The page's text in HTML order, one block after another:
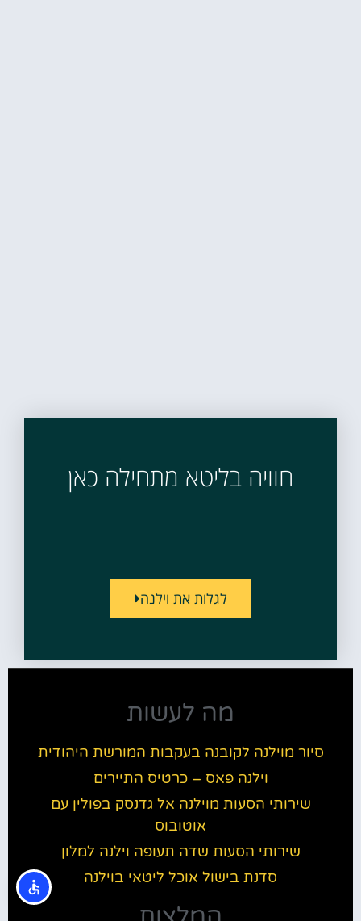
חוויה בליטא מתחילה כאן
לגלות את וילנה
מה לעשות
סיור מוילנה לקובנה בעקבות המורשת היהודית
וילנה פאס – כרטיס התיירים
שירותי הסעות מוילנה אל גדנסק בפולין עם
אוטובוס
שירותי הסעות שדה תעופה וילנה למלון
סדנת בישול אוכל ליטאי בוילנה